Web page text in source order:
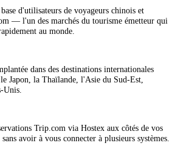
d'utilisateurs de voyageurs chinois et
— l'un des marchés du tourisme émetteur qui
au monde.
dans des destinations internationales
Japon, la Thaïlande, l'Asie du Sud-Est,
Unis.
Trip.com via Hostex aux côtés de vos
avoir à vous connecter à plusieurs systèmes.